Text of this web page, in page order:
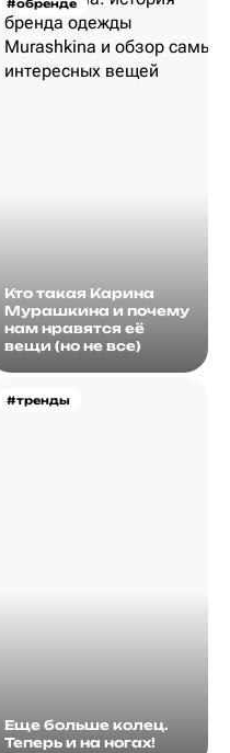
#обренде
Кто такая Карина
Мурашкина и почему
нам нравятся её
вещи (но не все)
#тренды
Еще больше колец.
Теперь и на ногах!